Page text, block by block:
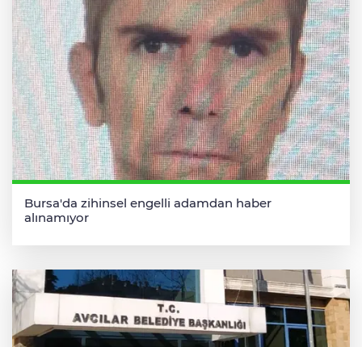
Bursa'da zihinsel engelli adamdan haber
alınamıyor